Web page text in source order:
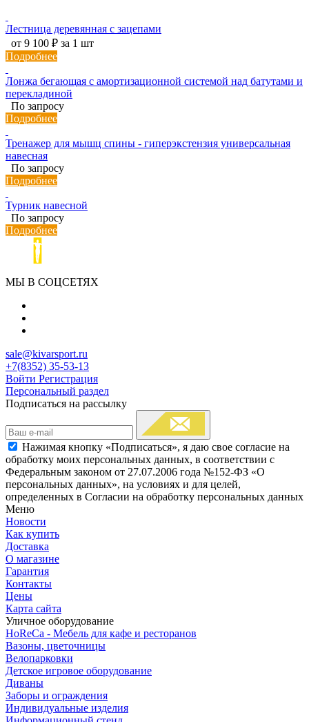
Лестница деревянная с зацепами
от 9 100 ₽ за 1 шт
Подробнее
Лонжа бегающая с амортизационной системой над батутами и
перекладиной
По запросу
Подробнее
Тренажер для мышц спины - гиперэкстензия универсальная
навесная
По запросу
Подробнее
Турник навесной
По запросу
Подробнее
МЫ В СОЦСЕТЯХ
sale@kivarsport.ru
+7(8352) 35-53-13
Войти Регистрация
Персональный раздел
Подписаться на рассылку
Нажимая кнопку «Подписаться», я даю свое согласие на
обработку моих персональных данных, в соответствии с
Федеральным законом от 27.07.2006 года №152-ФЗ «О
персональных данных», на условиях и для целей,
определенных в Согласии на обработку персональных данных
Меню
Новости
Как купить
Доставка
О магазине
Гарантия
Контакты
Цены
Карта сайта
Уличное оборудование
HoReCa - Мебель для кафе и ресторанов
Вазоны, цветочницы
Велопарковки
Детское игровое оборудование
Диваны
Заборы и ограждения
Индивидуальные изделия